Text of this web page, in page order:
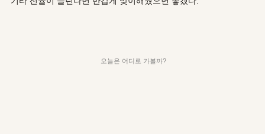
오늘은 어디로 가볼까?